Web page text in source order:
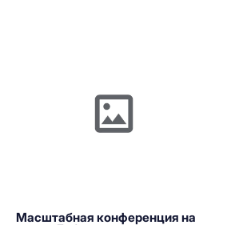
Масштабная конференция на